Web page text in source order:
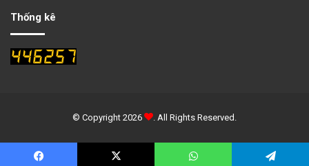
Thống kê
© Copyright 2026 . All Rights Reserved.